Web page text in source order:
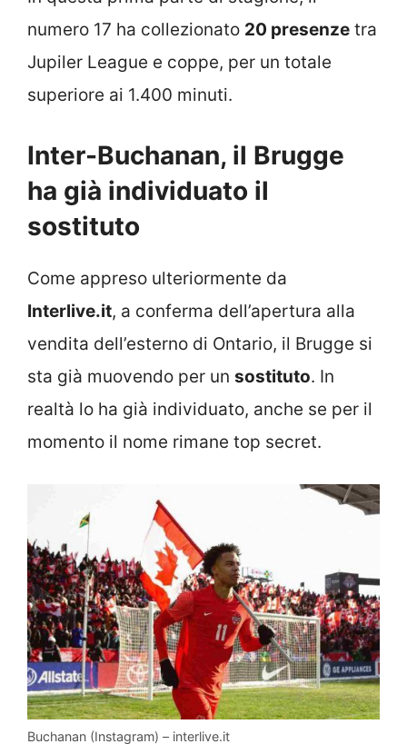
numero 17 ha collezionato 20 presenze tra
Jupiler League e coppe, per un totale
superiore ai 1.400 minuti.
Inter-Buchanan, il Brugge
ha già individuato il
sostituto
Come appreso ulteriormente da
Interlive.it, a conferma dell’apertura alla
vendita dell’esterno di Ontario, il Brugge si
sta già muovendo per un sostituto. In
realtà lo ha già individuato, anche se per il
momento il nome rimane top secret.
Buchanan (Instagram) – interlive.it